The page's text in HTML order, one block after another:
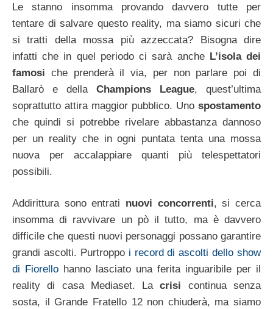
Le stanno insomma provando davvero tutte per
tentare di salvare questo reality, ma siamo sicuri che
si tratti della mossa più azzeccata? Bisogna dire
infatti che in quel periodo ci sarà anche L’isola dei
famosi che prenderà il via, per non parlare poi di
Ballarò e della Champions League, quest’ultima
soprattutto attira maggior pubblico. Uno spostamento
che quindi si potrebbe rivelare abbastanza dannoso
per un reality che in ogni puntata tenta una mossa
nuova per accalappiare quanti più telespettatori
possibili.
Addirittura sono entrati nuovi concorrenti, si cerca
insomma di ravvivare un pò il tutto, ma è davvero
difficile che questi nuovi personaggi possano garantire
grandi ascolti. Purtroppo i record di ascolti dello show
di Fiorello hanno lasciato una ferita inguaribile per il
reality di casa Mediaset. Lacrisi continua senza
sosta, il Grande Fratello 12 non chiuderà, ma siamo